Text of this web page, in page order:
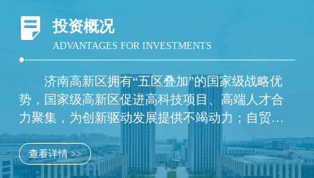
投资概况
ADVANTAGES FOR INVESTMENTS
济南高新区拥有“五区叠加”的国家级战略优
势，国家级高新区促进高科技项目、高端人才合
力聚集，为创新驱动发展提供不竭动力；自贸试
验区所带有的先行先试制度优势，助力打造一流
的制度创新环境；综合保税区提供开放创新的平
台优势，推动高新区进出口额在全市遥遥领先；
查看详情 >>